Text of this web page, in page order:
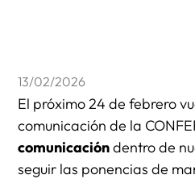
13/02/2026
El próximo 24 de febrero
comunicación de la
comunicacióndentro de
seguir las ponencias de